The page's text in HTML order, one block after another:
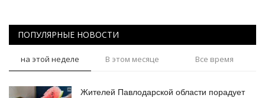
ПОПУЛЯРНЫЕ НОВОСТИ
на этой неделе В этом месяце Все время
Жителей Павлодарской области порадует